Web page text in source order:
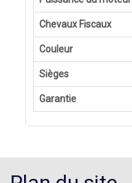
Chevaux Fiscaux
Couleur
Sièges
Garantie